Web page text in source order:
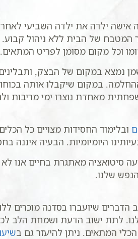
אישה ילדה את ילדה השביעי
של הבית ללא ניהול
וכל מקום מסומן לפריט המתאים.
במקום של הבצק,
במקום שיקבלו אותה
מאחדת נוצרו ימי מריבות
ובלימוד החסידות מצויים כל
היומיומיות. הבעיה איננה
סיטואציה מאתגרת בחיים אנו לא
שלנו.
שיועברו בסדנה מוכרים
לתת ישוב הדעת ושמחת הלב
המתאים. ניתן להיעזר גם ב